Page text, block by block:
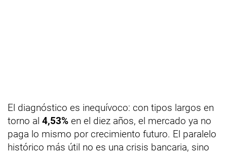
El diagnóstico es inequívoco: con tipos largos en
torno al 4,53% en el diez años, el mercado ya no
paga lo mismo por crecimiento futuro. El paralelo
histórico más útil no es una crisis bancaria, sino